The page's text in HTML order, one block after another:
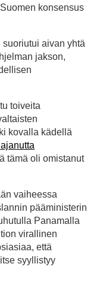
konsensus
aivan yhtä
jakson,
toiveita
kovalla kädellä
tämä oli omistanut
vaiheessa
pääministerin
Panamalla
virallinen
että
syyllistyy